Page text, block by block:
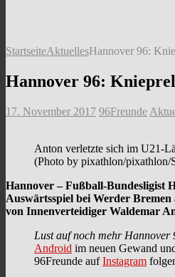
StartseiteAktuellesHannover 96:
Hannover 96:
17. November 2017 96Freunde
Anton verletzte sich im U21-
(Photo by pixathlon/pixathlon/
Hannover – Fußball-Bundesligist
Auswärtsspiel bei Werder
von Innenverteidiger Waldemar
Lust auf noch mehr Hannover
Android im neuen Gewand
96Freunde aufInstagram